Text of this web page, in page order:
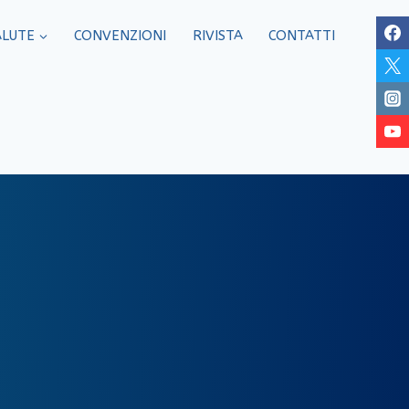
CONVENZIONI RIVISTA CONTATTI